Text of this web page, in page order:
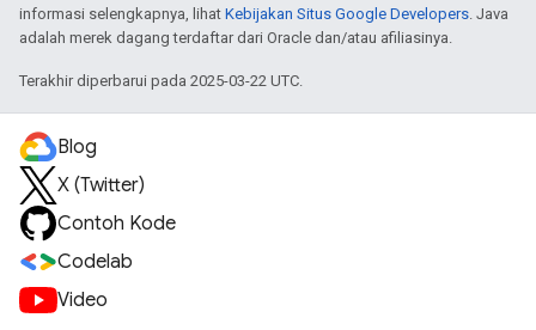
informasi selengkapnya, lihat Kebijakan Situs Google Developers. Java
adalah merek dagang terdaftar dari Oracle dan/atau afiliasinya.
Terakhir diperbarui pada 2025-03-22 UTC.
Blog
X (Twitter)
Contoh Kode
Codelab
Video